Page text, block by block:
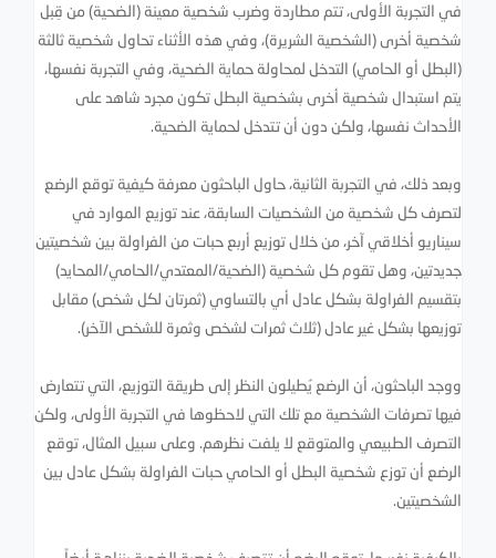
في التجربة الأولى، تتم مطاردة وضرب شخصية معينة (الضحية) من قِبل
شخصية أخرى (الشخصية الشريرة)، وفي هذه الأثناء تحاول شخصية ثالثة
(البطل أو الحامي) التدخل لمحاولة حماية الضحية، وفي التجربة نفسها،
يتم استبدال شخصية أخرى بشخصية البطل تكون مجرد شاهد على
الأحداث نفسها، ولكن دون أن تتدخل لحماية الضحية.
وبعد ذلك، في التجربة الثانية، حاول الباحثون معرفة كيفية توقع الرضع
لتصرف كل شخصية من الشخصيات السابقة، عند توزيع الموارد في
سيناريو أخلاقي آخر، من خلال توزيع أربع حبات من الفراولة بين شخصيتين
جديدتين، وهل تقوم كل شخصية (الضحية/المعتدي/الحامي/المحايد)
بتقسيم الفراولة بشكل عادل أي بالتساوي (ثمرتان لكل شخص) مقابل
توزيعها بشكل غير عادل (ثلاث ثمرات لشخص وثمرة للشخص الآخر).
ووجد الباحثون، أن الرضع يُطيلون النظر إلى طريقة التوزيع، التي تتعارض
فيها تصرفات الشخصية مع تلك التي لاحظوها في التجربة الأولى، ولكن
التصرف الطبيعي والمتوقع لا يلفت نظرهم. وعلى سبيل المثال، توقع
الرضع أن توزع شخصية البطل أو الحامي حبات الفراولة بشكل عادل بين
الشخصيتين.